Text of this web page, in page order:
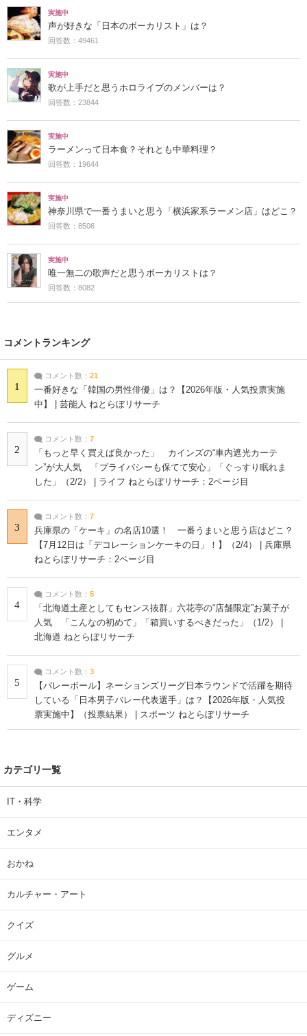
実施中
声が好きな「日本のボーカリスト」は？
回答数：49461
実施中
歌が上手だと思うホロライブのメンバーは？
回答数：23844
実施中
ラーメンって日本食？それとも中華料理？
回答数：19644
実施中
神奈川県で一番うまいと思う「横浜家系ラーメン店」はどこ？
回答数：8506
実施中
唯一無二の歌声だと思うボーカリストは？
回答数：8082
コメントランキング
1
コメント数： 21
一番好きな「韓国の男性俳優」は？【2026年版・人気投票実施
中】 | 芸能人 ねとらぼリサーチ
2
コメント数： 7
「もっと早く買えば良かった」 カインズの“車内遮光カーテ
ン”が大人気 「プライバシーも保てて安心」「ぐっすり眠れま
した」（2/2） | ライフ ねとらぼリサーチ：2ページ目
3
コメント数： 7
兵庫県の「ケーキ」の名店10選！ 一番うまいと思う店はどこ？
【7月12日は「デコレーションケーキの日」！】（2/4） | 兵庫県
ねとらぼリサーチ：2ページ目
4
コメント数： 5
「北海道土産としてもセンス抜群」六花亭の“店舗限定”お菓子が
人気 「こんなの初めて」「箱買いするべきだった」（1/2） |
北海道 ねとらぼリサーチ
5
コメント数： 3
【バレーボール】ネーションズリーグ日本ラウンドで活躍を期待
している「日本男子バレー代表選手」は？【2026年版・人気投
票実施中】（投票結果） | スポーツ ねとらぼリサーチ
カテゴリ一覧
IT・科学
エンタメ
おかね
カルチャー・アート
クイズ
グルメ
ゲーム
ディズニー